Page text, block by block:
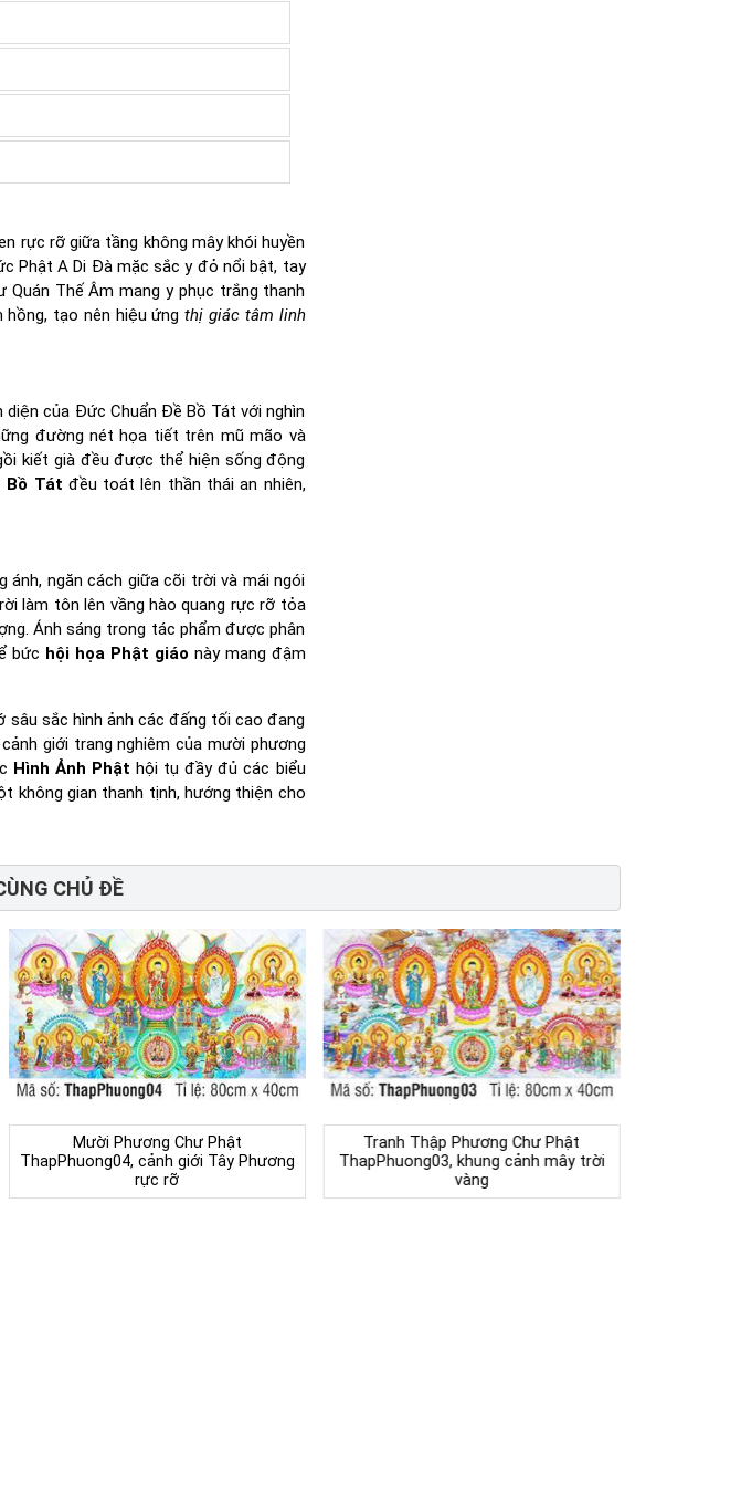
rực rỡ giữa tầng không mây khói huyền
Phật A Di Đà mặc sắc y đỏ nổi bật, tay
Thế Âm mang y phục trắng thanh
hồng, tạo nên hiệu ứngthị giác tâm linh
của Đức Chuẩn Đề Bồ Tát với nghìn
đường nét họa tiết trên mũ mão và
kiết già đều được thể hiện sống động
Bồ Tát đều toát lên thần thái an nhiên,
ngăn cách giữa cõi trời và mái ngói
làm tôn lên vầng hào quang rực rỡ tỏa
Ánh sáng trong tác phẩm được phân
bức hội họa Phật giáo này mang đậm
sâu sắc hình ảnh các đấng tối cao đang
giới trang nghiêm của mười phương
Hình Ảnh Phật hội tụ đầy đủ các biểu
không gian thanh tịnh, hướng thiện cho
CHỦ ĐỀ
Mười Phương Chư Phật
ThapPhuong04, cảnh giới Tây Phương
rực rỡ
Tranh Thập Phương Chư Phật
ThapPhuong03, khung cảnh mây trời
vàng